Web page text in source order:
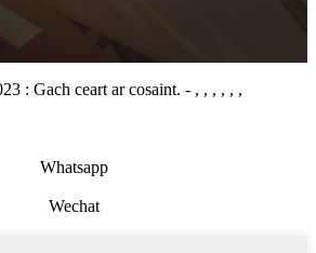
: Gach ceart ar cosaint. - , , , , , ,
Whatsapp
Wechat